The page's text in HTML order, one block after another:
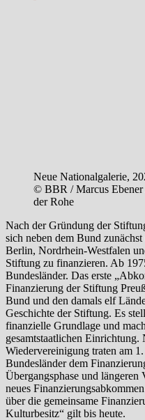
Neue Nationalgalerie,
© BBR / Marcus
der Rohe
Nach der Gründung der
sich neben dem Bund
Berlin, Nordrhein-Westfalen
Stiftung zu finanzieren. Ab
Bundesländer. Das erste
Finanzierung der Stiftung
Bund und den damals elf
Geschichte der Stiftung. Es
finanzielle Grundlage und
gesamtstaatlichen Einrichtung.
Wiedervereinigung traten am
Bundesländer dem
Übergangsphase und
neues
über die gemeinsame
Kulturbesitz“ gilt bis heute.